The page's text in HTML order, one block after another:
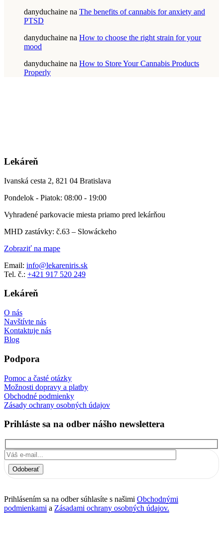
danyduchaine na The benefits of cannabis for anxiety and
PTSD
danyduchaine na How to choose the right strain for your
mood
danyduchaine na How to Store Your Cannabis Products
Properly
Lekáreň
Ivanská cesta 2, 821 04 Bratislava
Pondelok - Piatok: 08:00 - 19:00
Vyhradené parkovacie miesta priamo pred lekárňou
MHD zastávky: č.63 – Slowáckeho
Zobraziť na mape
Email: info@lekareniris.sk
Tel. č.: +421 917 520 249
Lekáreň
O nás
Navštívte nás
Kontaktuje nás
Blog
Podpora
Pomoc a časté otázky
Možnosti dopravy a platby
Obchodné podmienky
Zásady ochrany osobných údajov
Prihláste sa na odber nášho newslettera
Odoberať
Prihlásením sa na odber súhlasíte s našimi Obchodnými
podmienkami a Zásadami ochrany osobných údajov.